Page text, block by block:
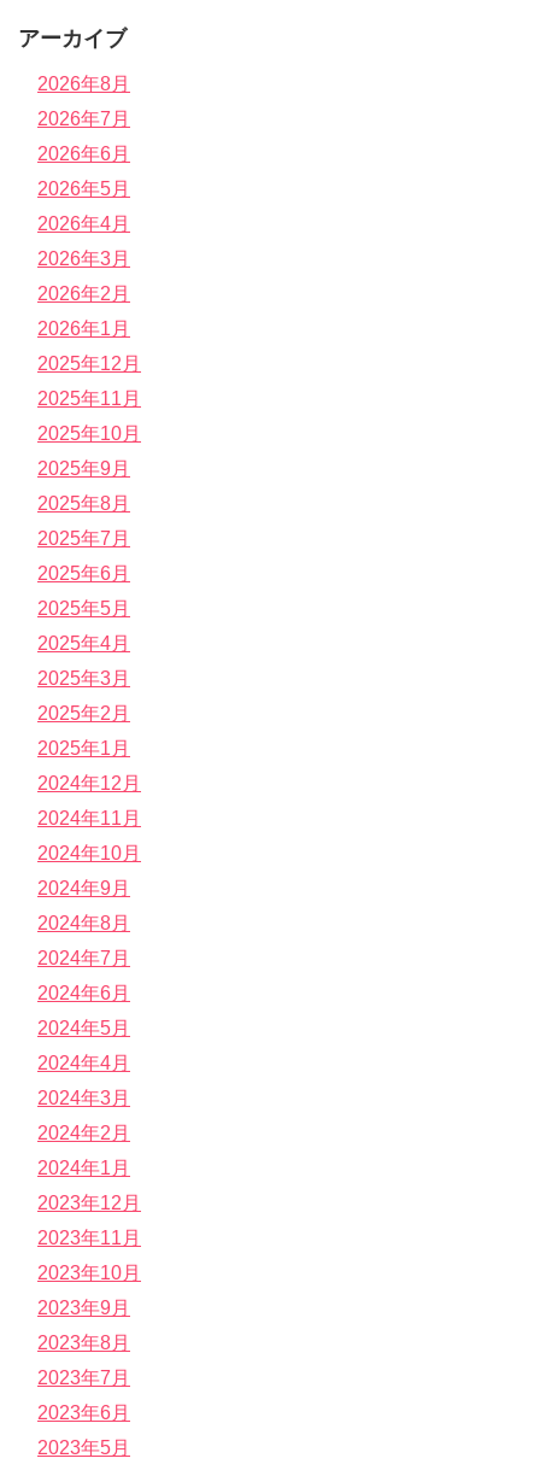
アーカイブ
2026年8月
2026年7月
2026年6月
2026年5月
2026年4月
2026年3月
2026年2月
2026年1月
2025年12月
2025年11月
2025年10月
2025年9月
2025年8月
2025年7月
2025年6月
2025年5月
2025年4月
2025年3月
2025年2月
2025年1月
2024年12月
2024年11月
2024年10月
2024年9月
2024年8月
2024年7月
2024年6月
2024年5月
2024年4月
2024年3月
2024年2月
2024年1月
2023年12月
2023年11月
2023年10月
2023年9月
2023年8月
2023年7月
2023年6月
2023年5月